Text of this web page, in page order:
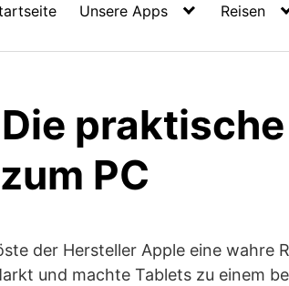
Unsere Apps Reisen
praktische
PC
der Hersteller Apple eine wahre
und machte Tablets zu einem